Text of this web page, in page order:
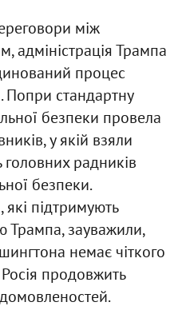
між
адміністрація Трампа
процес
Попри стандартну
безпеки провела
у якій взяли
головних радників
безпеки.
підтримують
Трампа, зауважили,
немає чіткого
продовжить